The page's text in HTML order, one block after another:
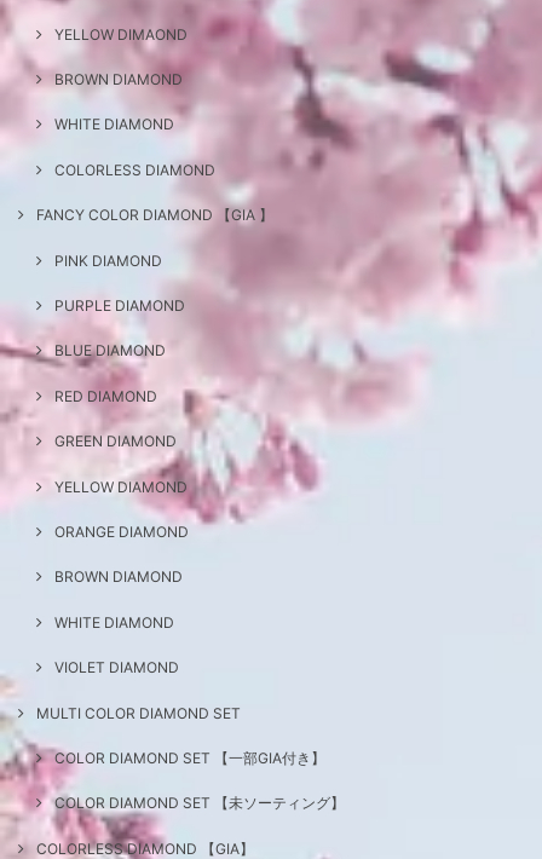
YELLOW DIMAOND
BROWN DIAMOND
WHITE DIAMOND
COLORLESS DIAMOND
FANCY COLOR DIAMOND 【GIA 】
PINK DIAMOND
PURPLE DIAMOND
BLUE DIAMOND
RED DIAMOND
GREEN DIAMOND
YELLOW DIAMOND
ORANGE DIAMOND
BROWN DIAMOND
WHITE DIAMOND
VIOLET DIAMOND
MULTI COLOR DIAMOND SET
COLOR DIAMOND SET 【一部GIA付き】
COLOR DIAMOND SET 【未ソーティング】
COLORLESS DIAMOND 【GIA】